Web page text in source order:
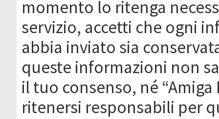
momento lo ritenga
servizio, accetti che ogni
abbia inviato sia
queste informazioni non
il tuo consenso, né
ritenersi responsabili per